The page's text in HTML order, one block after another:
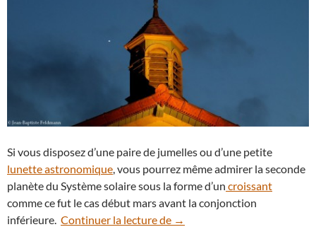
Si vous disposez d’une paire de jumelles ou d’une petite
lunette astronomique , vous pourrez même admirer la seconde
planète du Système solaire sous la forme d’un croissant
comme ce fut le cas début mars avant la conjonction
inférieure. Continuer la lecture de À suivre : la Lune et Vénus
→